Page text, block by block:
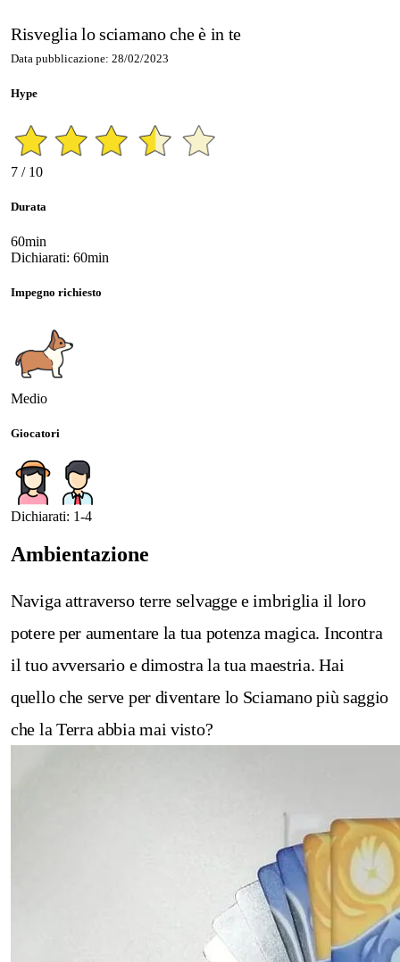
Risveglia lo sciamano che è in te
Data pubblicazione: 28/02/2023
Hype
7 / 10
Durata
60min
Dichiarati: 60min
Impegno richiesto
Medio
Giocatori
Dichiarati: 1-4
Ambientazione
Naviga attraverso terre selvagge e imbriglia il loro
potere per aumentare la tua potenza magica. Incontra
il tuo avversario e dimostra la tua maestria. Hai
quello che serve per diventare lo Sciamano più saggio
che la Terra abbia mai visto?